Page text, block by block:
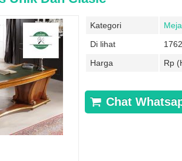
Kategori
Di lihat
Harga
Rp
Chat